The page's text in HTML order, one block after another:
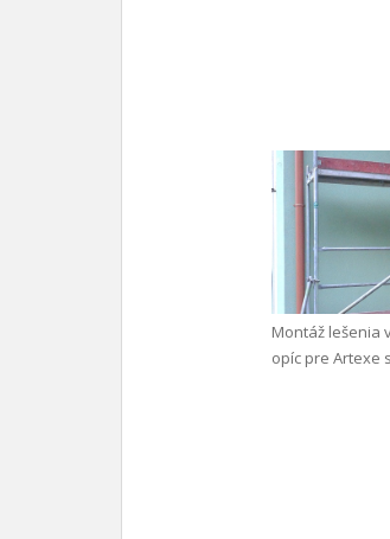
Montáž lešenia
opíc pre Artexe